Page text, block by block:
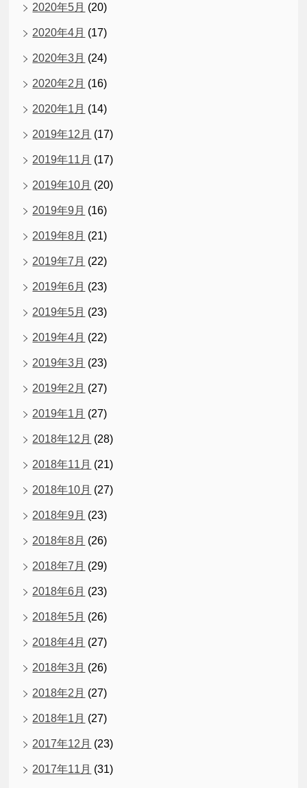
2020年5月 (20)
2020年4月 (17)
2020年3月 (24)
2020年2月 (16)
2020年1月 (14)
2019年12月 (17)
2019年11月 (17)
2019年10月 (20)
2019年9月 (16)
2019年8月 (21)
2019年7月 (22)
2019年6月 (23)
2019年5月 (23)
2019年4月 (22)
2019年3月 (23)
2019年2月 (27)
2019年1月 (27)
2018年12月 (28)
2018年11月 (21)
2018年10月 (27)
2018年9月 (23)
2018年8月 (26)
2018年7月 (29)
2018年6月 (23)
2018年5月 (26)
2018年4月 (27)
2018年3月 (26)
2018年2月 (27)
2018年1月 (27)
2017年12月 (23)
2017年11月 (31)